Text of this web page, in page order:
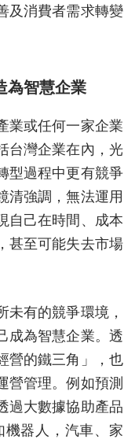
及消費者需求轉變
為智慧企業
業或任何一家企業
台灣企業在內，光
型過程中更有競爭
清強調，無法運用
自己在時間、成本
甚至可能失去市場
有的競爭環境，
成為智慧企業。透
營的鐵三角」，也
營管理。例如預測
過大數據協助產品
器人，汽車、家